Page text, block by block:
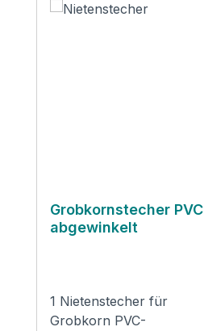
Grobkornstecher PVC
abgewinkelt
1 Nietenstecher für
Grobkorn PVC-